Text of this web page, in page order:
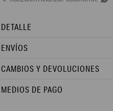
DETALLE
ENVÍOS
CAMBIOS Y DEVOLUCIONES
MEDIOS DE PAGO